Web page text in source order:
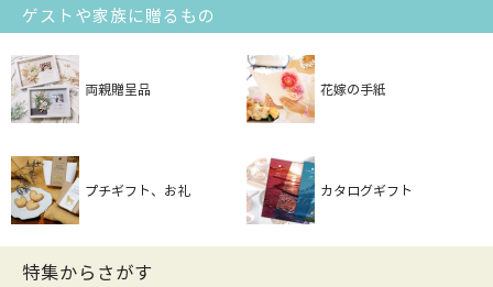
ゲストや家族に贈るもの
両親贈呈品 花嫁の手紙
プチギフト、お礼 カタログギフト
特集からさがす